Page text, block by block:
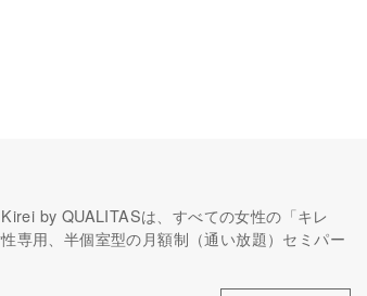
by QUALITASは、すべての女性の「キレ
専用、半個室型の月額制（通い放題）セミパー